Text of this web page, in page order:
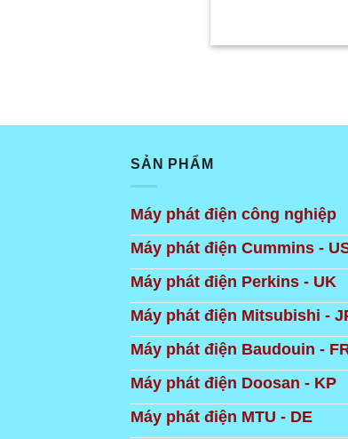
SẢN PHẨM
Máy phát điện công nghiệp
Máy phát điện Cummins -
Máy phát điện Perkins - UK
Máy phát điện Mitsubishi -
Máy phát điện Baudouin -
Máy phát điện Doosan - KP
Máy phát điện MTU - DE